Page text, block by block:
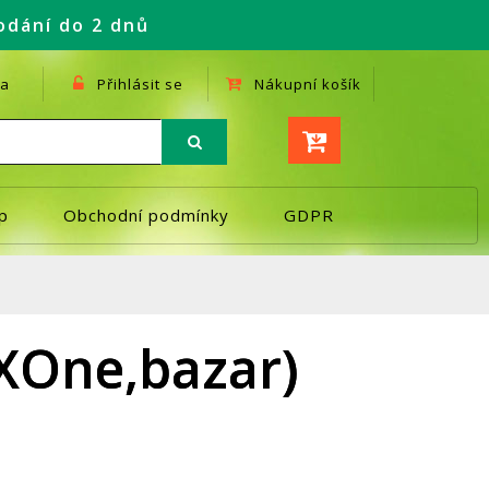
do 2 dnů
Přihlásit se Nákupní košík
Obchodní podmínky GDPR